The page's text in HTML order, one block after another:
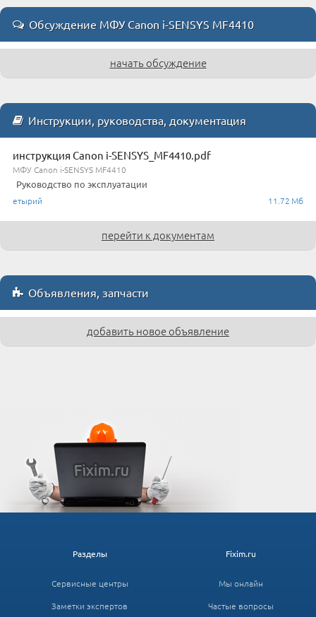
Обсуждение МФУ Canon i-SENSYS MF4410
начать обсуждение
Инструкции, руководства, документация
инструкция Canon i-SENSYS_MF4410.pdf
МФУ Canon i-SENSYS MF4410
Руководство по эксплуатации
етырий 11.72 Мб
перейти к документам
Объявления, запчасти
добавить новое объявление
Fixim.ru
Мы онлайн
Частые вопросы
Разделы
Сервисные центры
Заметки экспертов